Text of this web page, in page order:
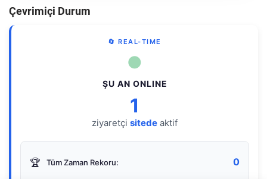
Çevrimiçi Durum
🔄 REAL-TIME
●
ŞU AN ONLINE
1
ziyaretçi sitede aktif
🏆 Tüm Zaman Rekoru: 0